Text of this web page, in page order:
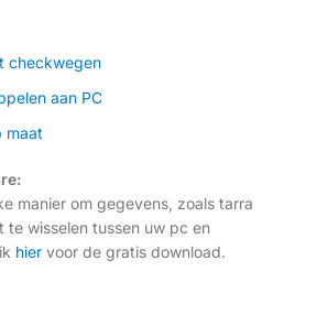
checkwegen
aan PC
maat
manier om gegevens, zoals tarra
te wisselen tussen uw pc en
hier voor de gratis download.